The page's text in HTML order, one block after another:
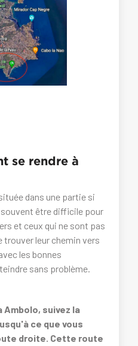
se rendre à
dans une partie si
être difficile pour
et ceux qui ne sont pas
trouver leur chemin vers
les bonnes
sans problème.
Ambolo, suivez la
ce que vous
droite. Cette route